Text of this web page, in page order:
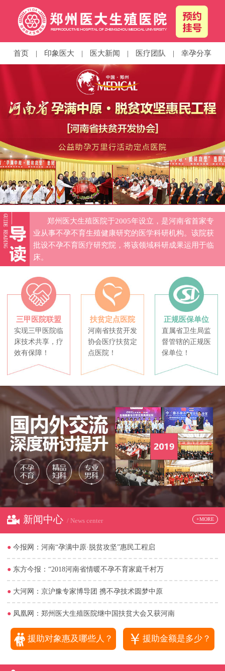
首页 | 印象医大 | 医大新闻 | 医疗团队 | 幸孕分享
郑州医大生殖医院于2005年设立，是河南省首家专
业从事不孕不育生殖健康研究的医学科研机构。该院获
批设不孕不育医疗研究院，将该领域科研成果运用于临
床。
三甲医院联盟
实现三甲医院临
床技术共享，疗
效有保障！
扶贫定点医院
河南省扶贫开发
协会医疗扶贫定
点医院！
正规医保单位
直属省卫生局监
督管辖的正规医
保单位！
新闻中心 / News center +MORE
● 今报网：河南“孕满中原·脱贫攻坚”惠民工程启
● 东方今报：“2018河南省情暖不孕不育家庭千村万
● 大河网：京沪豫专家博导团 携不孕技术圆梦中原
● 凤凰网：郑州医大生殖医院继中国扶贫大会又获河南
援助对象惠及哪些人？ ￥ 援助金额是多少？